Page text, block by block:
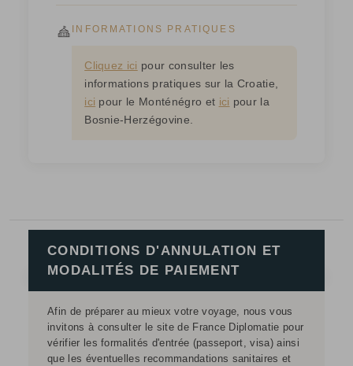
INFORMATIONS PRATIQUES
Cliquez ici pour consulter les
informations pratiques sur la Croatie,
ici pour le Monténégro et ici pour la
Bosnie-Herzégovine.
CONDITIONS D'ANNULATION ET
MODALITÉS DE PAIEMENT
Afin de préparer au mieux votre voyage, nous vous
invitons à consulter le site de France Diplomatie pour
vérifier les formalités d'entrée (passeport, visa) ainsi
que les éventuelles recommandations sanitaires et